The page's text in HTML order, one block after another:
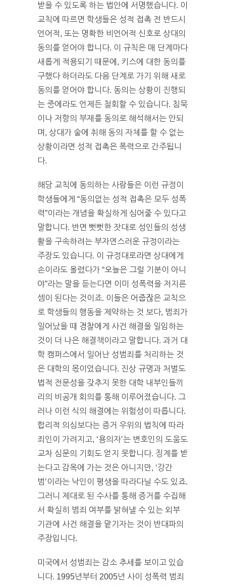
받을 수 있도록 하는 법안에 서명했습니다. 이
교칙에 따르면 학생들은 성적 접촉 전 반드시
언어적, 또는 명확한 비언어적 신호로 상대의
동의를 얻어야 합니다. 이 규칙은 매 단계마다
새롭게 적용되기 때문에, 키스에 대한 동의를
구했다 하더라도 다음 단계로 가기 위해 새로
동의를 얻어야 합니다. 동의는 상황이 진행되
는 중에라도 언제든 철회할 수 있습니다. 침묵
이나 저항의 부재를 동의로 해석해서는 안되
며, 상대가 술에 취해 동의 자체를 할 수 없는
상황이라면 성적 접촉은 폭력으로 간주됩니
다.
해당 교칙에 동의하는 사람들은 이런 규정이
학생들에게 “동의없는 성적 접촉은 모두 성폭
력”이라는 개념을 확실하게 심어줄 수 있다고
말합니다. 반면 뻣뻣한 잣대로 성인들의 성생
활을 구속하려는 부자연스러운 규정이라는
주장도 있습니다. 이 규정대로라면 상대에게
손이라도 올렸다가 “오늘은 그럴 기분이 아니
야”라는 말을 듣는다면 이미 성폭력을 저지른
셈이 된다는 것이죠. 이들은 어줍잖은 교칙으
로 학생들의 행동을 제약하는 것 보다, 범죄가
일어났을 때 경찰에게 사건 해결을 일임하는
것이 더 나은 해결책이라고 말합니다. 과거 대
학 캠퍼스에서 일어난 성범죄를 처리하는 것
은 대학의 몫이었습니다. 진상 규명과 처벌도
법적 전문성을 갖추지 못한 대학 내부인들끼
리의 비공개 회의를 통해 이루어졌습니다. 그
러나 이런 식의 해결에는 위험성이 따릅니다.
합리적 의심보다는 증거 우위의 법칙에 따라
죄인이 가려지고, ‘용의자’는 변호인의 도움도
교차 심문의 기회도 얻지 못합니다. 징계를 받
는다고 감옥에 가는 것은 아니지만, ‘강간
범’이라는 낙인이 평생을 따라다닐 수도 있죠.
그러니 제대로 된 수사를 통해 증거를 수집해
서 확실히 범죄 여부를 밝혀낼 수 있는 외부
기관에 사건 해결을 맡기자는 것이 반대파의
주장입니다.
미국에서 성범죄는 감소 추세를 보이고 있습
니다. 1995년부터 2005년 사이 성폭력 범죄